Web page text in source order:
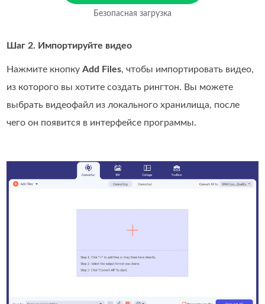
загрузка
Для MacOS 10.7 и новее
Безопасная загрузка
Шаг 2. Импортируйте видео
Нажмите кнопкуAdd Files, чтобы импортировать видео,
из которого вы хотите создать рингтон. Вы можете
выбрать видеофайл из локального хранилища, после
чего он появится в интерфейсе программы.